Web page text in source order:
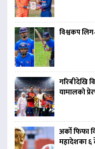
विश्वकप
गरिबीदेखि
यामालको
अर्को फिफा
महादेशका